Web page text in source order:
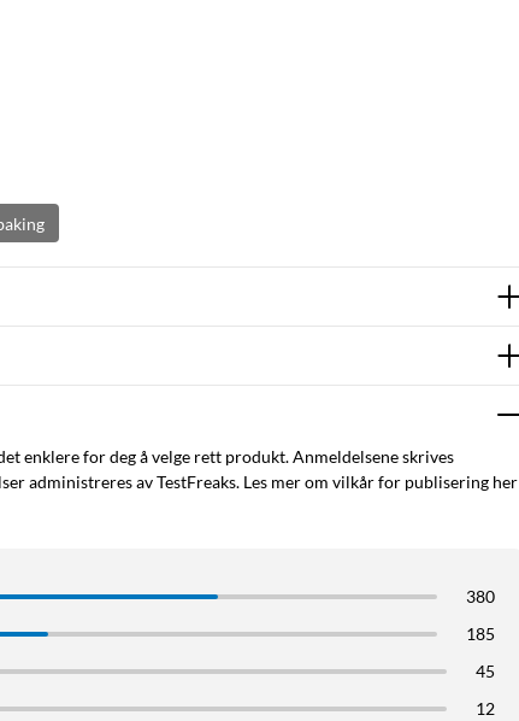
enklere for deg å velge rett produkt. Anmeldelsene skrives
administreres av TestFreaks. Les mer om vilkår for publisering her
380
185
45
12